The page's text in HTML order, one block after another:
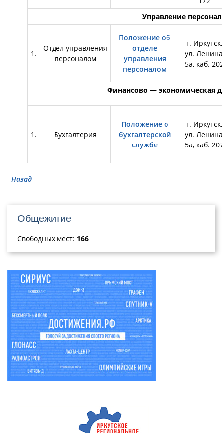
Управление
1.
Отдел управления
персоналом
Положение об
отделе
управления
персоналом
г. Иркутск,
ул.
5а, каб.
Финансово — экономическая
1. Бухгалтерия
Положение о
бухгалтерской
службе
г. Иркутск,
ул.
5а, каб.
Назад
Общежитие
Свободных мест: 166